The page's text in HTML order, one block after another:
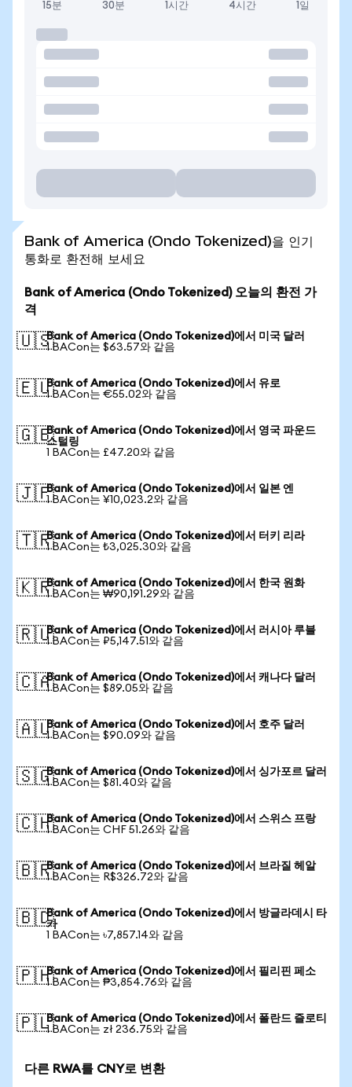
15분 30분 1시간 4시간 1일
Bank of America (Ondo Tokenized)을 인기
통화로 환전해 보세요
Bank of America (Ondo Tokenized) 오늘의 환전 가
격
🇺🇸Bank of America (Ondo Tokenized)에서 미국 달러
1 BACon는 $63.57와 같음
🇪🇺Bank of America (Ondo Tokenized)에서 유로
1 BACon는 €55.02와 같음
🇬🇧Bank of America (Ondo Tokenized)에서 영국 파운드
스털링
1 BACon는 £47.20와 같음
🇯🇵Bank of America (Ondo Tokenized)에서 일본 엔
1 BACon는 ¥10,023.2와 같음
🇹🇷Bank of America (Ondo Tokenized)에서 터키 리라
1 BACon는 ₺3,025.30와 같음
🇰🇷Bank of America (Ondo Tokenized)에서 한국 원화
1 BACon는 ₩90,191.29와 같음
🇷🇺Bank of America (Ondo Tokenized)에서 러시아 루블
1 BACon는 ₽5,147.51와 같음
🇨🇦Bank of America (Ondo Tokenized)에서 캐나다 달러
1 BACon는 $89.05와 같음
🇦🇺Bank of America (Ondo Tokenized)에서 호주 달러
1 BACon는 $90.09와 같음
🇸🇬Bank of America (Ondo Tokenized)에서 싱가포르 달러
1 BACon는 $81.40와 같음
🇨🇭Bank of America (Ondo Tokenized)에서 스위스 프랑
1 BACon는 CHF 51.26와 같음
🇧🇷Bank of America (Ondo Tokenized)에서 브라질 헤알
1 BACon는 R$326.72와 같음
🇧🇩Bank of America (Ondo Tokenized)에서 방글라데시 타
카
1 BACon는 ৳7,857.14와 같음
🇵🇭Bank of America (Ondo Tokenized)에서 필리핀 페소
1 BACon는 ₱3,854.76와 같음
🇵🇱Bank of America (Ondo Tokenized)에서 폴란드 즐로티
1 BACon는 zł 236.75와 같음
다른 RWA를 CNY로 변환